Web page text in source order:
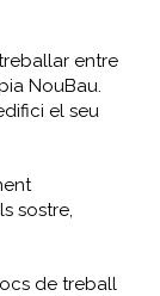
entre
NouBau.
el seu
sostre,
de treball